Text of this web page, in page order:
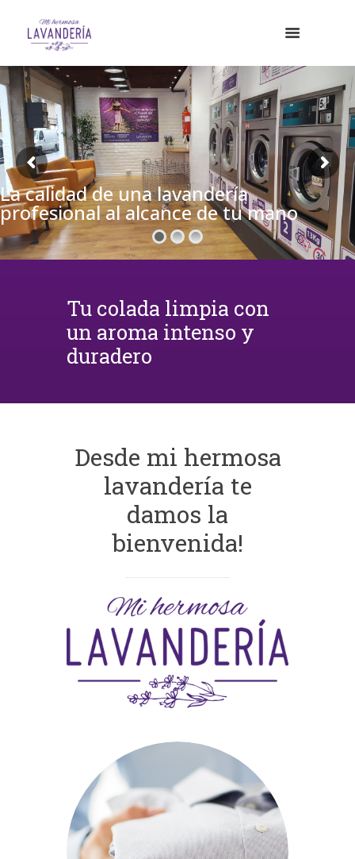
La calidad de una lavandería
profesional al alcance de tu mano
Tu colada limpia con
un aroma intenso y
duradero
Desde mi hermosa
lavandería te
damos la
bienvenida!